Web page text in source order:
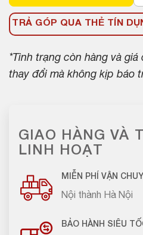
TRẢ GÓP QUA THẺ TÍN
*Tình trạng còn hàng và
thay đổi mà không kịp báo
GIAO HÀNG VÀ
LINH HOẠT
MIỄN PHÍ VẬN
Nội thành Hà Nội
BẢO HÀNH SIÊU